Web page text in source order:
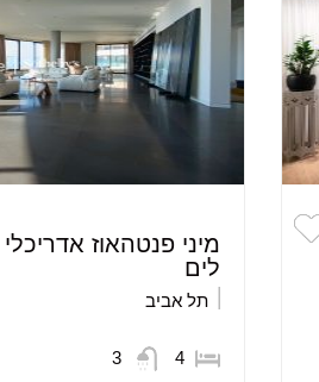
מיני פנטהאוז
לים
תל אביב
4
3